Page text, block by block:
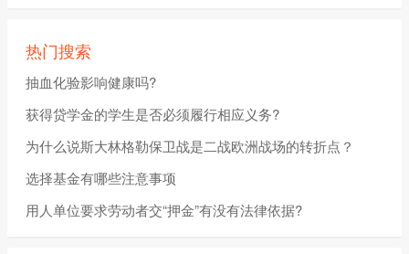
热门搜索
抽血化验影响健康吗?
获得贷学金的学生是否必须履行相应义务?
为什么说斯大林格勒保卫战是二战欧洲战场的转折点？
选择基金有哪些注意事项
用人单位要求劳动者交“押金”有没有法律依据?